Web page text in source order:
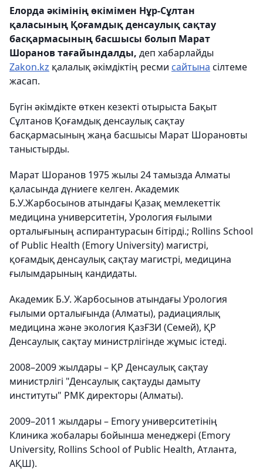
Елорда әкімінің өкімімен Нұр-Сұлтан
қаласының Қоғамдық денсаулық сақтау
басқармасының басшысы болып Марат
Шоранов тағайындалды, деп хабарлайды
Zakon.kz қалалық әкімдіктің ресми сайтына сілтеме
жасап.
Бүгін әкімдікте өткен кезекті отырыста Бақыт
Сұлтанов Қоғамдық денсаулық сақтау
басқармасының жаңа басшысы Марат Шорановты
таныстырды.
Марат Шоранов 1975 жылы 24 тамызда Алматы
қаласында дүниеге келген. Академик
Б.У.Жарбосынов атындағы Қазақ мемлекеттік
медицина университетін, Урология ғылыми
орталығының аспирантурасын бітірді.; Rollins School
of Public Health (Emory University) магистрі,
қоғамдық денсаулық сақтау магистрі, медицина
ғылымдарының кандидаты.
Академик Б.У. Жарбосынов атындағы Урология
ғылыми орталығында (Алматы), радиациялық
медицина және экология ҚазҒЗИ (Семей), ҚР
Денсаулық сақтау министрлігінде жұмыс істеді.
2008–2009 жылдары – ҚР Денсаулық сақтау
министрлігі "Денсаулық сақтауды дамыту
институты" РМК директоры (Алматы).
2009–2011 жылдары – Emory университетінің
Клиника жобалары бойынша менеджері (Emory
University, Rollins School of Public Health, Атланта,
АҚШ).